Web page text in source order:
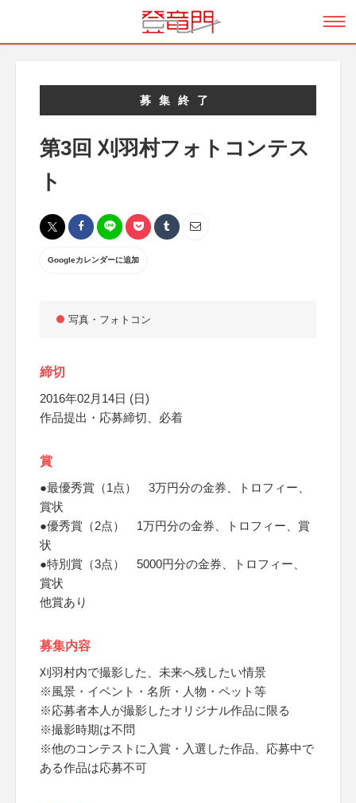
募集終了
第3回 刈羽村フォトコンテス
ト
Googleカレンダーに追加
写真・フォトコン
締切
2016年02月14日 (日)
作品提出・応募締切、必着
賞
●最優秀賞（1点） 3万円分の金券、トロフィー、
賞状
●優秀賞（2点） 1万円分の金券、トロフィー、賞
状
●特別賞（3点） 5000円分の金券、トロフィー、
賞状
他賞あり
募集内容
刈羽村内で撮影した、未来へ残したい情景
※風景・イベント・名所・人物・ペット等
※応募者本人が撮影したオリジナル作品に限る
※撮影時期は不問
※他のコンテストに入賞・入選した作品、応募中で
ある作品は応募不可